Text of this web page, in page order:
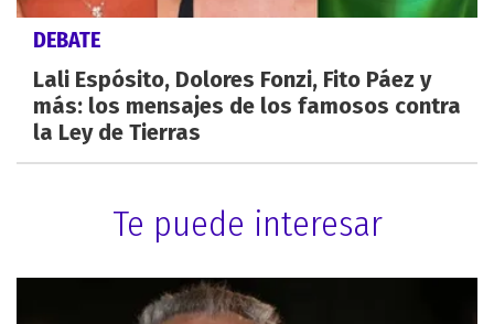
DEBATE
Lali Espósito, Dolores Fonzi, Fito Páez y
más: los mensajes de los famosos contra
la Ley de Tierras
Te puede interesar